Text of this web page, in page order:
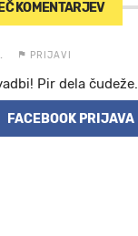
KOMENTARJEV
PRIJAVI
Pir dela čudeže.
FACEBOOK PRIJAVA